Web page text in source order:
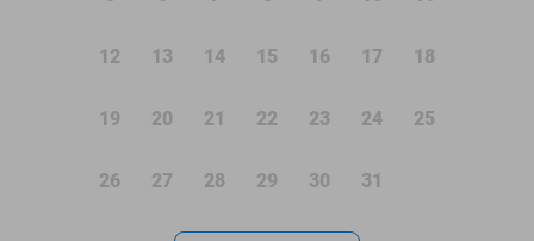
12 13 14 15 16 17 18
19 20 21 22 23 24 25
26 27 28 29 30 31